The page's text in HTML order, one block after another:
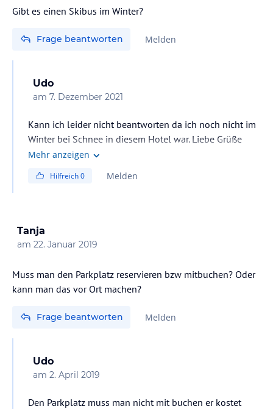
Gibt es einen Skibus im Winter?
Frage beantworten Melden
Udo
am 7. Dezember 2021
Kann ich leider nicht beantworten da ich noch nicht im
Winter bei Schnee in diesem Hotel war. Liebe Grüße
Mehr anzeigen
Hilfreich0 Melden
Tanja
am 22. Januar 2019
Muss man den Parkplatz reservieren bzw mitbuchen? Oder
kann man das vor Ort machen?
Frage beantworten Melden
Udo
am 2. April 2019
Den Parkplatz muss man nicht mit buchen er kostet